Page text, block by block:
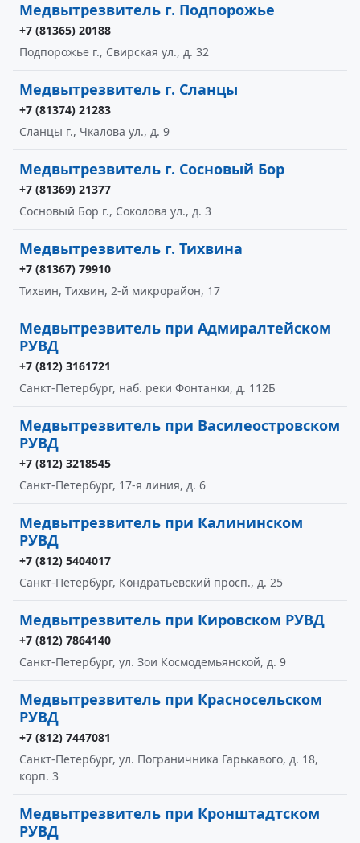
Медвытрезвитель г. Подпорожье
+7 (81365) 20188
Подпорожье г., Свирская ул., д. 32
Медвытрезвитель г. Сланцы
+7 (81374) 21283
Сланцы г., Чкалова ул., д. 9
Медвытрезвитель г. Сосновый Бор
+7 (81369) 21377
Сосновый Бор г., Соколова ул., д. 3
Медвытрезвитель г. Тихвина
+7 (81367) 79910
Тихвин, Тихвин, 2-й микрорайон, 17
Медвытрезвитель при Адмиралтейском
РУВД
+7 (812) 3161721
Санкт-Петербург, наб. реки Фонтанки, д. 112Б
Медвытрезвитель при Василеостровском
РУВД
+7 (812) 3218545
Санкт-Петербург, 17-я линия, д. 6
Медвытрезвитель при Калининском
РУВД
+7 (812) 5404017
Санкт-Петербург, Кондратьевский просп., д. 25
Медвытрезвитель при Кировском РУВД
+7 (812) 7864140
Санкт-Петербург, ул. Зои Космодемьянской, д. 9
Медвытрезвитель при Красносельском
РУВД
+7 (812) 7447081
Санкт-Петербург, ул. Пограничника Гарькавого, д. 18,
корп. 3
Медвытрезвитель при Кронштадтском
РУВД